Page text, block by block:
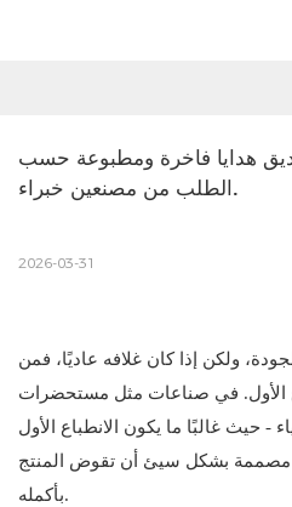
هدايا فاخرة ومطبوعة حسب
الطلب من مصنعين خبراء.
2026-03-31
ولكن إذا كان غلافه عاديًا، فمن
الأول. في صناعات مثل مستحضرات
- حيث غالبًا ما يكون الانطباع الأول
مصممة بشكل سيئ أن تقوض المنتج
بأكمله.